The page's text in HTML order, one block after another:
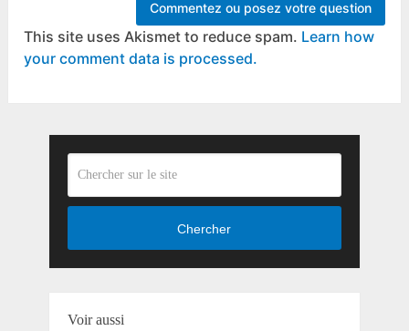
This site uses Akismet to reduce spam. Learn how
your comment data is processed.
Chercher
Voir aussi